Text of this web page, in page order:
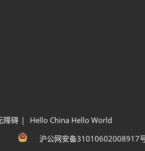
障碍
Hello China Hello World
沪公网安备31010602008917